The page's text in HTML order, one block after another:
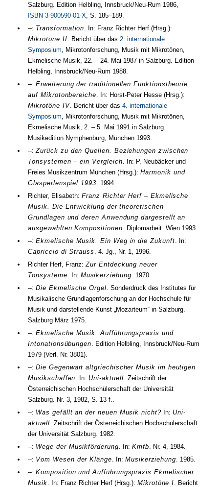
Salzburg. Edition Helbling, Innsbruck/Neu-Rum 1986
ISBN 3-900590-01-X ,S. 185–189
--: Transformation . In: Franz Richter Herf (Hrsg.):
Mikrotöne II . Bericht über das 2. internationale
Symposium , Mikrotonforschung, Musik mit Mikrotönen,
Ekmelische Musik, 22. – 24. Mai 1987 in Salzburg. Edition
Helbling, Innsbruck/Neu-Rum 1988
--:Erweiterung der traditionellen Funktionstheorie
auf Mikrotonbereiche . In: Horst-Peter Hesse (Hrsg. ):
Mikrotöne IV. Bericht über das 4. internationale
Symposium , Mikrotonforschung, Musik mit Mikrotönen,
Ekmelische Musik, 2. –5. Mai 1991 in Salzburg.
Musikedition Nymphenburg, München 1993
--:Zurück zu den Quellen. Beziehungen zwischen
Tonsystemen – ein Vergleich . In: P. Neubäcker und
Freies Musikzentrum München (Hrsg.):Harmonik und
Glasperlenspiel 1993
1994.
Richter, Elisabeth:Franz Richter Herf – Ekmelische
Musik. Die Entwicklung der theoretischen
Grundlagen und deren Anwendung dargestellt an
ausgewählten Kompositionen . Diplomarbeit. Wien 1993.
--:Ekmelische Musik. Ein Weg in die Zukunft . In:
Capriccio di Strauss
4. Jg. Nr. 1 1996.
Richter Herf, Franz:Zur Entdeckung neuer
Tonsysteme . In: Musikerziehung 1970.
--:Die Ekmelische Orgel . Sonderdruck des Institutes für
Musikalische Grundlagenforschung an der Hochschule für
Musik und darstellende Kunst „Mozarteum“ in Salzburg.
Salzburg März 1975
--:Ekmelische Musik. Aufführungspraxis und
Intonationsübungen . Edition Helbling, Innsbruck/Neu-Rum
1979 (Verl.-Nr. 3801).
--:Die Gegenwart altgriechischer Musik im heutigen
Musikschaffen . In: Uni-aktuell . Zeitschrift der
Österreichischen Hochschülerschaft der Universität
Salzburg.
Nr. 3 1982 ,S. 13 f.
--: Was gefällt an der neuen Musik nicht?In: Uni-
aktuell . Zeitschrift der Österreichischen Hochschülerschaft
der Universität Salzburg. 1982
--: Wege der Musikförderung . In: Kmfb Nr. 4, 1984.
--: Vom Wesen der Klänge . In: Musikerziehung 1985
--:Komposition und Aufführungspraxis Ekmelischer
Musik . In: Franz Richter Herf (Hrsg. ): Mikrotöne I . Bericht